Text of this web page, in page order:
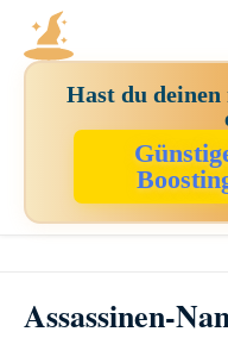
Hast du
Assassinen-